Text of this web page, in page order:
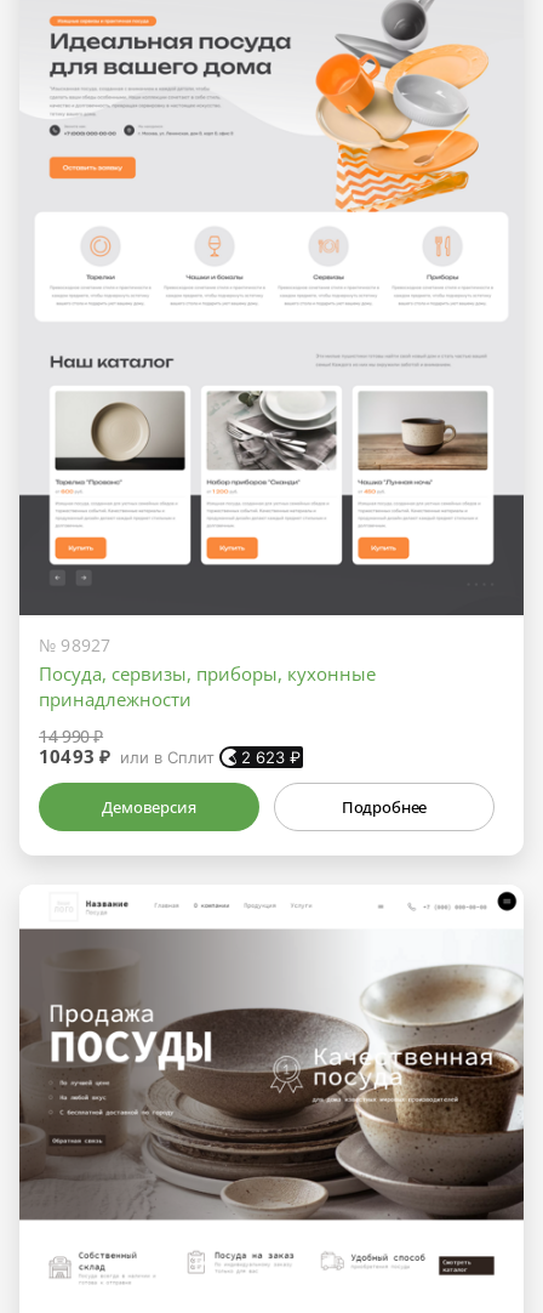
№ 98927
Посуда, сервизы, приборы, кухонные
принадлежности
14 990 ₽
10493 ₽ или в Сплит 2 623 ₽
Демоверсия Подробнее